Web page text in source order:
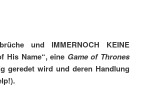
und IMMERNOCH KEINE
His Name“, eine Game of Thrones
geredet wird und deren Handlung